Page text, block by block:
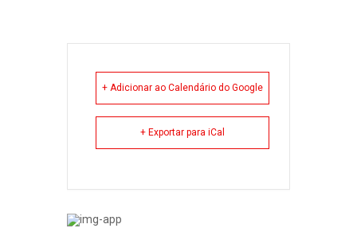
+ Adicionar ao Calendário do Google
+ Exportar para iCal